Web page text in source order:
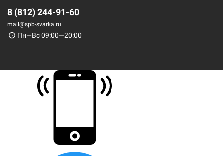
8 (812) 244-91-60
mail@spb-svarka.ru
Пн—Вс 09:00—20:00